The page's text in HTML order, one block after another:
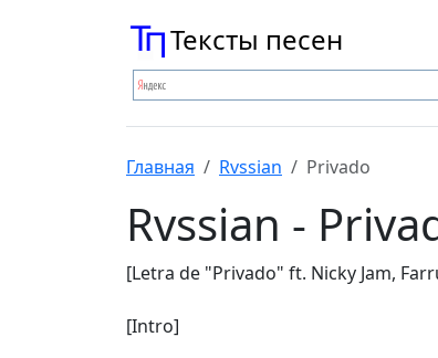
Тексты песен
Главная Rvssian Privado
Rvssian -
[Letra de "Privado" ft. Nicky Jam,
[Intro]